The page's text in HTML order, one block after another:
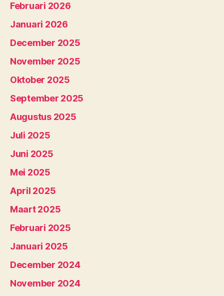
Februari 2026
Januari 2026
December 2025
November 2025
Oktober 2025
September 2025
Augustus 2025
Juli 2025
Juni 2025
Mei 2025
April 2025
Maart 2025
Februari 2025
Januari 2025
December 2024
November 2024